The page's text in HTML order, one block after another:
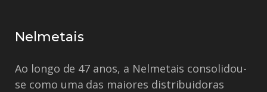
Nelmetais
Ao longo de 47 anos, a Nelmetais consolidou-
se como uma das maiores distribuidoras